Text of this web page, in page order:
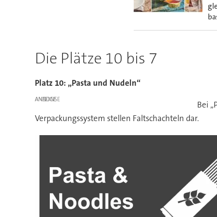
Die Plätze 10 bis 7
Platz 10: „Pasta und Nudeln“
ANZEIGE
Bei
Verpackungssystem stellen Faltschachteln dar.